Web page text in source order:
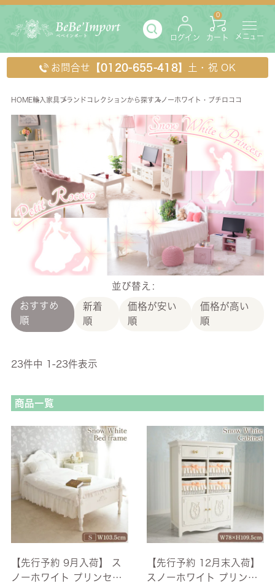
ログイン カート
0
メニュー
お問合せ 【0120-655-418】 土・祝 OK
HOME輸入家具ブランドコレクションから探す スノーホワイト・プチロココ
スノーホワイト・プチロココ
並び替え
おすすめ
順
新着
順
価格が安い
順
価格が高い
順
23件中 1 -23件表示
商品一覧
【先行予約 9月入荷】 ス
ノーホワイト プリンセス
【先行予約 12月末入荷】
スノーホワイト プリンセ